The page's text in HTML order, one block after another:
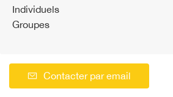
Individuels
Groupes
Contacter par email